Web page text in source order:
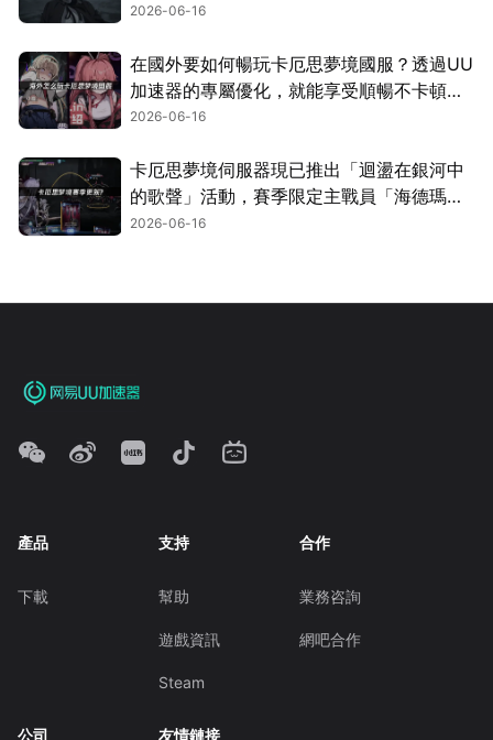
2026-06-16
在國外要如何暢玩卡厄思夢境國服？透過UU
加速器的專屬優化，就能享受順暢不卡頓的
遊玩體驗！
2026-06-16
卡厄思夢境伺服器現已推出「迴盪在銀河中
的歌聲」活動，賽季限定主戰員「海德瑪
麗」同步登場！
2026-06-16
產品
下載
支持
幫助
遊戲資訊
Steam
合作
業務咨詢
網吧合作
公司 友情鏈接